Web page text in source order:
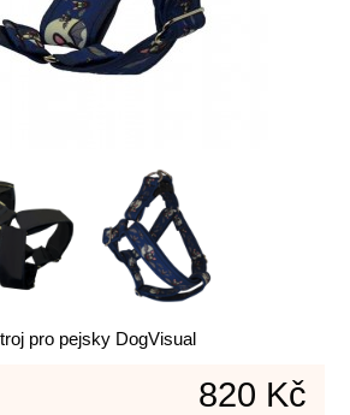
pro pejsky DogVisual
820 Kč